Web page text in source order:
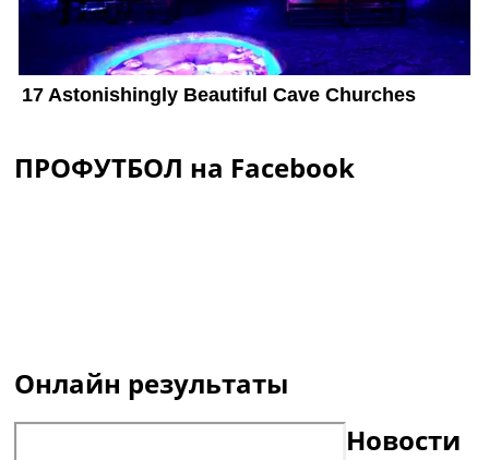
ПРОФУТБОЛ на Facebook
Онлайн результаты
Новости